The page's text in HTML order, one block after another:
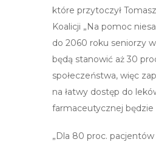
które przytoczył
Koalicji „Na pomoc
do 2060 roku seniorzy
będą stanowić aż 30
społeczeństwa, więc
na łatwy dostęp do
farmaceutycznej będzie
„Dla 80 proc.